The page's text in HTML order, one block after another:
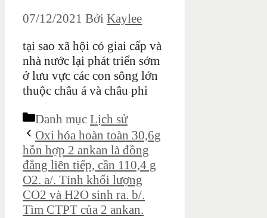
07/12/2021 Bởi Kaylee
tại sao xã hội có giai cấp và
nhà nước lại phát triển sớm
ở lưu vực các con sông lớn
thuộc châu á và châu phi
Danh mục Lịch sử
Oxi hóa hoàn toàn 30,6g
hỗn hợp 2 ankan là đồng
đẳng liên tiếp, cần 110,4 g
O2. a/. Tính khối lượng
CO2 và H2O sinh ra. b/.
Tìm CTPT của 2 ankan.